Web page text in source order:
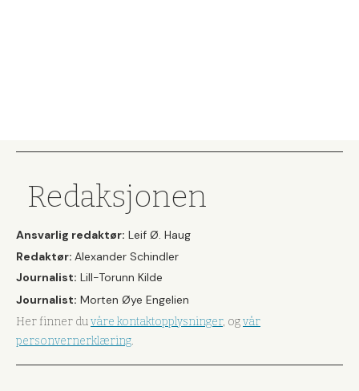
Redaksjonen
Ansvarlig redaktør: Leif Ø. Haug
Redaktør: Alexander Schindler
Journalist: Lill-Torunn Kilde
Journalist: Morten Øye Engelien
Her finner duvåre kontaktopplysninger, ogvår
personvernerklæring.